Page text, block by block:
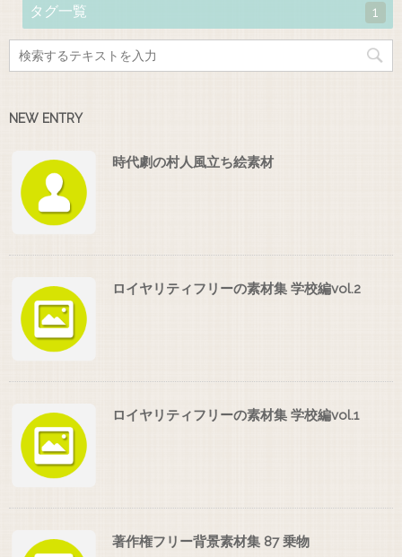
タグ一覧 1
NEW ENTRY
時代劇の村人風立ち絵素材
ロイヤリティフリーの素材集 学校編vol.2
ロイヤリティフリーの素材集 学校編vol.1
著作権フリー背景素材集 87 乗物